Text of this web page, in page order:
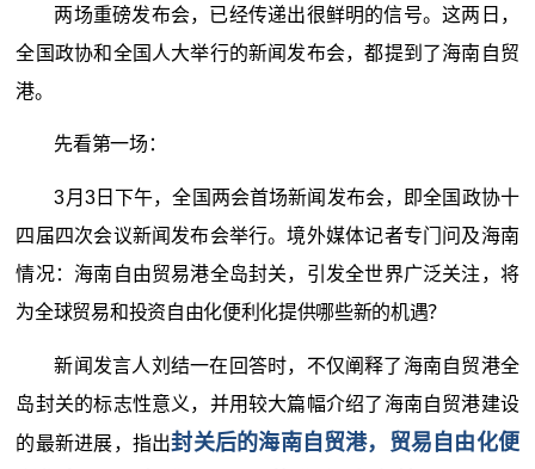
两场重磅发布会，已经传递出很鲜明的信号。这两日，
全国政协和全国人大举行的新闻发布会，都提到了海南自贸
港。
先看第一场：
3月3日下午，全国两会首场新闻发布会，即全国政协十
四届四次会议新闻发布会举行。境外媒体记者专门问及海南
情况：海南自由贸易港全岛封关，引发全世界广泛关注，将
为全球贸易和投资自由化便利化提供哪些新的机遇？
新闻发言人刘结一在回答时，不仅阐释了海南自贸港全
岛封关的标志性意义，并用较大篇幅介绍了海南自贸港建设
的最新进展，指出封关后的海南自贸港，贸易自由化便